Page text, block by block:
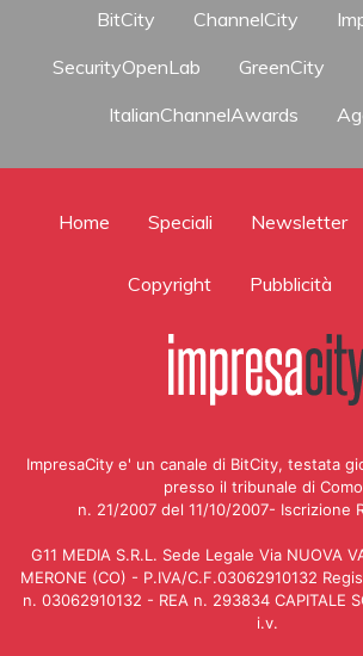
BitCity ChannelCity
SecurityOpenLab
GreenCity
ItalianChannelAwards
Home Speciali Newsletter
Copyright Pubblicità
ImpresaCity e' un canale di BitCity, testata
presso il tribunale di
n. 21/2007 del 11/10/2007- Iscrizione
G11 MEDIA S.R.L. Sede Legale Via NUOVA
MERONE (CO) - P.IVA/C.F.03062910132
n. 03062910132 - REA n. 293834 CAPITALE
i.v.